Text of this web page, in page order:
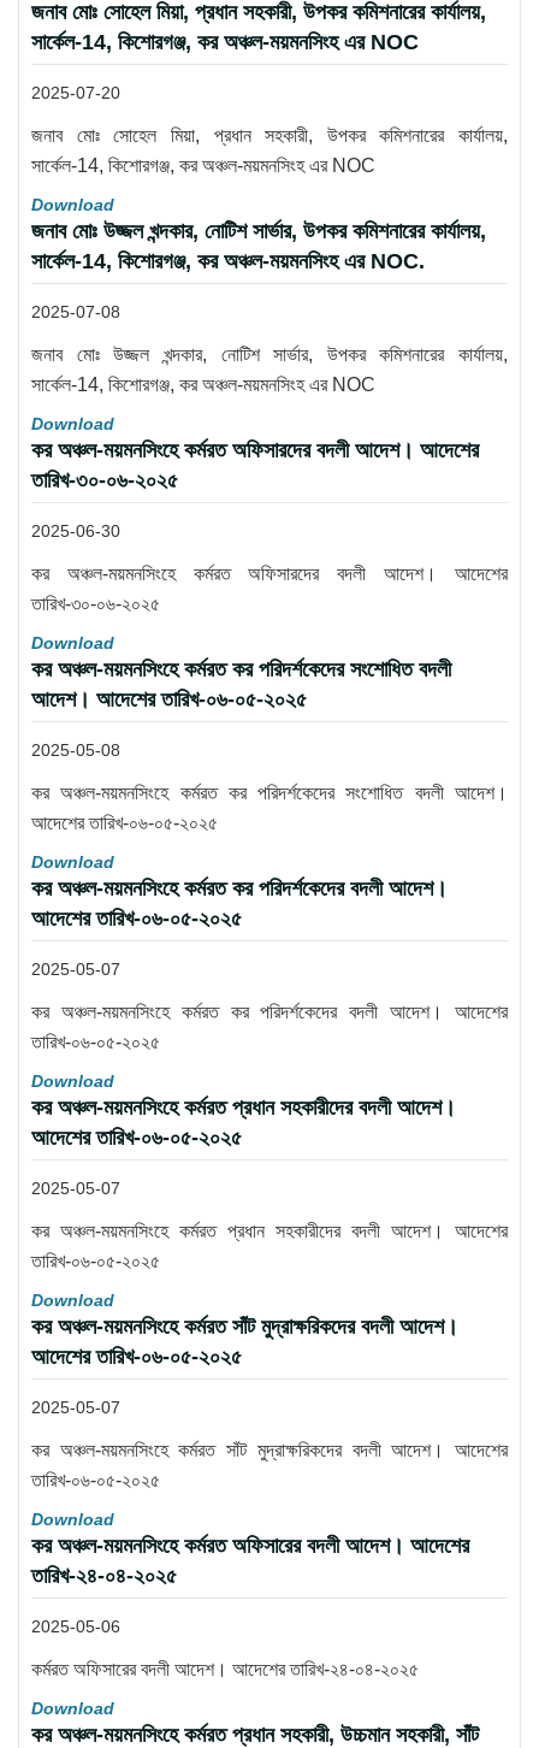
জনাব মোঃ সোহেল মিয়া, প্রধান সহকারী, উপকর কমিশনারের কার্যালয়,
সার্কেল-14, কিশোরগঞ্জ, কর অঞ্চল-ময়মনসিংহ এর NOC
2025-07-20
জনাব মোঃ সোহেল মিয়া, প্রধান সহকারী, উপকর কমিশনারের কার্যালয়,
সার্কেল-14, কিশোরগঞ্জ, কর অঞ্চল-ময়মনসিংহ এর NOC
Download
জনাব মোঃ উজ্জল খন্দকার, নোটিশ সার্ভার, উপকর কমিশনারের কার্যালয়,
সার্কেল-14, কিশোরগঞ্জ, কর অঞ্চল-ময়মনসিংহ এর NOC.
2025-07-08
জনাব মোঃ উজ্জল খন্দকার, নোটিশ সার্ভার, উপকর কমিশনারের কার্যালয়,
সার্কেল-14, কিশোরগঞ্জ, কর অঞ্চল-ময়মনসিংহ এর NOC
Download
কর অঞ্চল-ময়মনসিংহে কর্মরত অফিসারদের বদলী আদেশ। আদেশের
তারিখ-৩০-০৬-২০২৫
2025-06-30
কর অঞ্চল-ময়মনসিংহে কর্মরত অফিসারদের বদলী আদেশ। আদেশের
তারিখ-৩০-০৬-২০২৫
Download
কর অঞ্চল-ময়মনসিংহে কর্মরত কর পরিদর্শকেদের সংশোধিত বদলী
আদেশ। আদেশের তারিখ-০৬-০৫-২০২৫
2025-05-08
কর অঞ্চল-ময়মনসিংহে কর্মরত কর পরিদর্শকেদের সংশোধিত বদলী আদেশ।
আদেশের তারিখ-০৬-০৫-২০২৫
Download
কর অঞ্চল-ময়মনসিংহে কর্মরত কর পরিদর্শকেদের বদলী আদেশ।
আদেশের তারিখ-০৬-০৫-২০২৫
2025-05-07
কর অঞ্চল-ময়মনসিংহে কর্মরত কর পরিদর্শকেদের বদলী আদেশ। আদেশের
তারিখ-০৬-০৫-২০২৫
Download
কর অঞ্চল-ময়মনসিংহে কর্মরত প্রধান সহকারীদের বদলী আদেশ।
আদেশের তারিখ-০৬-০৫-২০২৫
2025-05-07
কর অঞ্চল-ময়মনসিংহে কর্মরত প্রধান সহকারীদের বদলী আদেশ। আদেশের
তারিখ-০৬-০৫-২০২৫
Download
কর অঞ্চল-ময়মনসিংহে কর্মরত সাঁট মুদ্রাক্ষরিকদের বদলী আদেশ।
আদেশের তারিখ-০৬-০৫-২০২৫
2025-05-07
কর অঞ্চল-ময়মনসিংহে কর্মরত সাঁট মুদ্রাক্ষরিকদের বদলী আদেশ। আদেশের
তারিখ-০৬-০৫-২০২৫
Download
কর অঞ্চল-ময়মনসিংহে কর্মরত অফিসারের বদলী আদেশ। আদেশের
তারিখ-২৪-০৪-২০২৫
2025-05-06
কর্মরত অফিসারের বদলী আদেশ। আদেশের তারিখ-২৪-০৪-২০২৫
Download
কর অঞ্চল-ময়মনসিংহে কর্মরত প্রধান সহকারী, উচ্চমান সহকারী, সাঁট